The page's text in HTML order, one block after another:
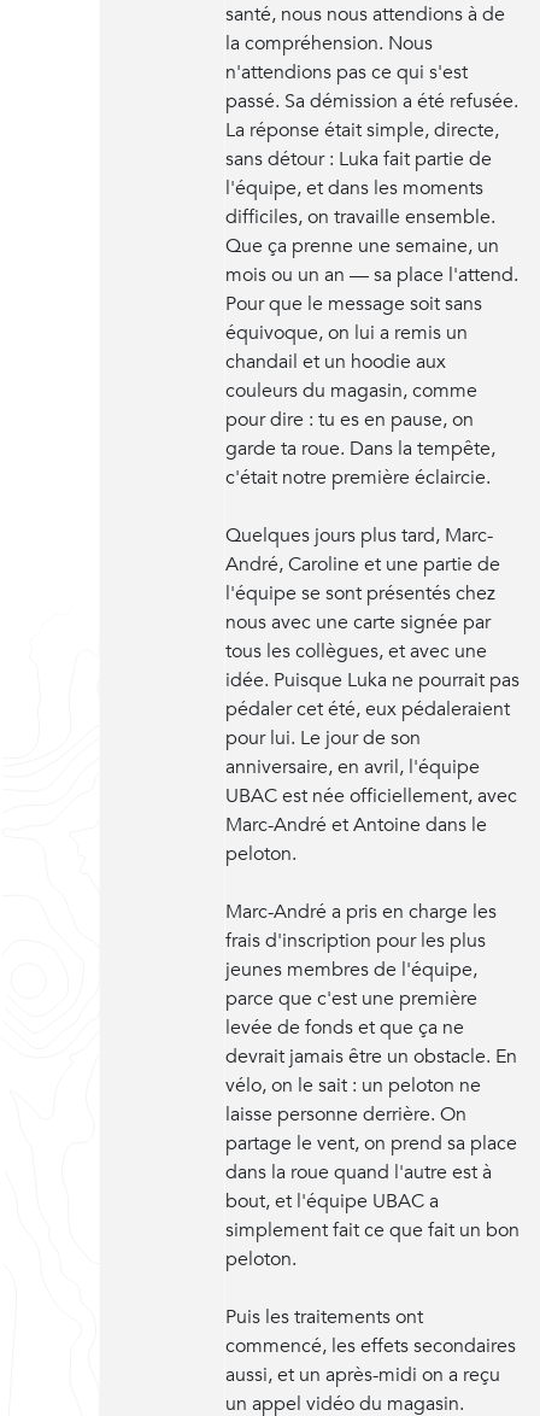
santé, nous nous attendions à de
la compréhension. Nous
n'attendions pas ce qui s'est
passé. Sa démission a été refusée.
La réponse était simple, directe,
sans détour : Luka fait partie de
l'équipe, et dans les moments
difficiles, on travaille ensemble.
Que ça prenne une semaine, un
mois ou un an — sa place l'attend.
Pour que le message soit sans
équivoque, on lui a remis un
chandail et un hoodie aux
couleurs du magasin, comme
pour dire : tu es en pause, on
garde ta roue. Dans la tempête,
c'était notre première éclaircie.
Quelques jours plus tard, Marc-
André, Caroline et une partie de
l'équipe se sont présentés chez
nous avec une carte signée par
tous les collègues, et avec une
idée. Puisque Luka ne pourrait pas
pédaler cet été, eux pédaleraient
pour lui. Le jour de son
anniversaire, en avril, l'équipe
UBAC est née officiellement, avec
Marc-André et Antoine dans le
peloton.
Marc-André a pris en charge les
frais d'inscription pour les plus
jeunes membres de l'équipe,
parce que c'est une première
levée de fonds et que ça ne
devrait jamais être un obstacle. En
vélo, on le sait : un peloton ne
laisse personne derrière. On
partage le vent, on prend sa place
dans la roue quand l'autre est à
bout, et l'équipe UBAC a
simplement fait ce que fait un bon
peloton.
Puis les traitements ont
commencé, les effets secondaires
aussi, et un après-midi on a reçu
un appel vidéo du magasin.